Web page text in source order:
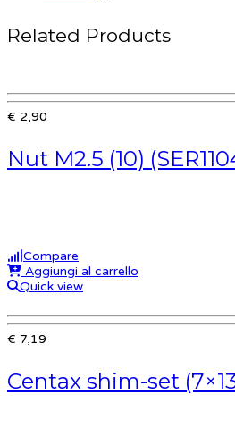
Related Products
€ 2,90
Nut M2.5 (10)
Compare
Aggiungi al carrello
Quick view
€ 7,19
Centax shim-set